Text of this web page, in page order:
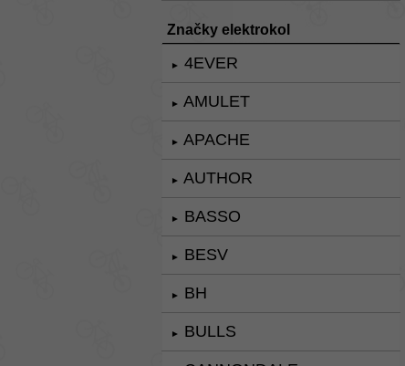
Značky elektrokol
► 4EVER
► AMULET
► APACHE
► AUTHOR
► BASSO
► BESV
► BH
► BULLS